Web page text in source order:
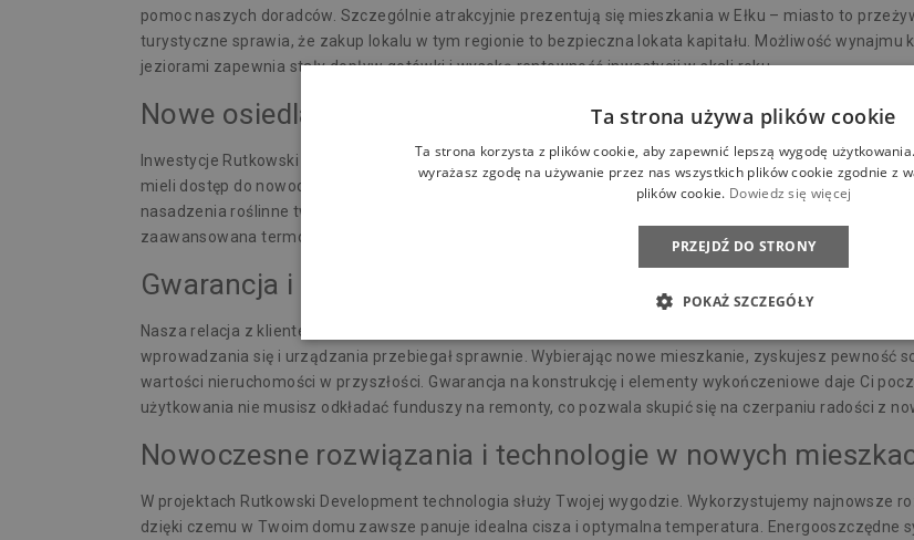
pomoc naszych doradców. Szczególnie atrakcyjnie prezentują się mieszkania w Ełku – miasto to
turystyczne sprawia, że zakup lokalu w tym regionie to bezpieczna lokata kapitału. Możliwość
jeziorami zapewnia stały dopływ gotówki i wysoką rentowność inwestycji w skali roku.
Nowe osiedla i infrastruktura
Inwestycje Rutkowski Development to kompleksowo zaplanowane mikrospołeczności. Nie
mieli dostęp do nowoczesnej infrastruktury już w dniu odbioru kluczy. Parkingi podziemne, cichobieżne
nasadzenia roślinne tworzą estetyczną i funkcjonalną całość. Zastosowanie ekologicznych rozwiązań,
zaawansowana termoizolacja budynków, realnie obniża koszty eksploatacji, co w dobie rosnących cen
Gwarancja i wsparcie po zakupie
Nasza relacja z klientem nie kończy się w momencie przekazania kluczy. Zapewniamy profesjonalne
wprowadzania się i urządzania przebiegał sprawnie. Wybierając nowe mieszkanie, zyskujesz pewność
wartości nieruchomości w przyszłości. Gwarancja na konstrukcję i elementy wykończeniowe daje Ci
użytkowania nie musisz odkładać funduszy na remonty, co pozwala skupić się na czerpaniu radości z
Nowoczesne rozwiązania i technologie w nowych
W projektach Rutkowski Development technologia służy Twojej wygodzie. Wykorzystujemy najnowsze
dzięki czemu w Twoim domu zawsze panuje idealna cisza i optymalna temperatura. Energooszczędne
Ta strona używa plików cookie
Ta strona korzysta z plików cookie, aby zapewnić lepszą wygodę
wyrażasz zgodę na używanie przez nas wszystkich plików cookie zgodnie z
plików cookie. Dowiedz się więcej
PRZEJDŹ DO STRONY
POKAŻ SZCZEGÓŁY